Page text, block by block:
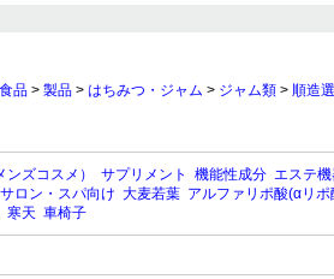
品 > 製品 > はちみつ・ジャム > ジャム類 > 順造
ズコスメ） サプリメント 機能性成分 エステ
ロン・スパ向け 大麦若葉 アルファリポ酸(αリポ
寒天 車椅子